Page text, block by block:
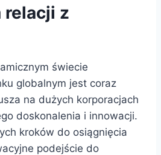
relacji z
świecie
globalnym jest coraz
na dużych korporacjach
doskonalenia i innowacji.
kroków do osiągnięcia
podejście do